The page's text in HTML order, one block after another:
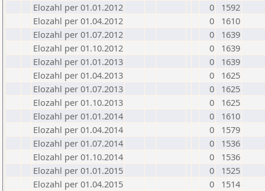
Elozahl per 01.01.2012
0
1592
Elozahl per 01.04.2012
0
1610
Elozahl per 01.07.2012
0
1639
Elozahl per 01.10.2012
0
1639
Elozahl per 01.01.2013
0
1639
Elozahl per 01.04.2013
0
1625
Elozahl per 01.07.2013
0
1625
Elozahl per 01.10.2013
0
1625
Elozahl per 01.01.2014
0
1610
Elozahl per 01.04.2014
0
1579
Elozahl per 01.07.2014
0
1536
Elozahl per 01.10.2014
0
1536
Elozahl per 01.01.2015
0
1525
Elozahl per 01.04.2015
0
1514